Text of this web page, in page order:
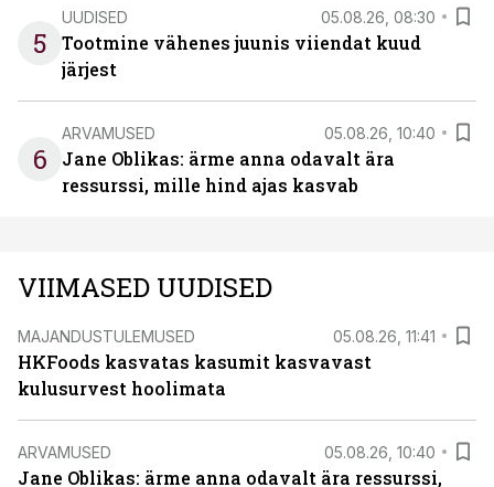
5
UUDISED 05.08.26, 08:30
Tootmine vähenes juunis viiendat kuud
järjest
6
ARVAMUSED 05.08.26, 10:40
Jane Oblikas: ärme anna odavalt ära
ressurssi, mille hind ajas kasvab
VIIMASED UUDISED
MAJANDUSTULEMUSED 05.08.26, 11:41
HKFoods kasvatas kasumit kasvavast
kulusurvest hoolimata
ARVAMUSED 05.08.26, 10:40
Jane Oblikas: ärme anna odavalt ära ressurssi,